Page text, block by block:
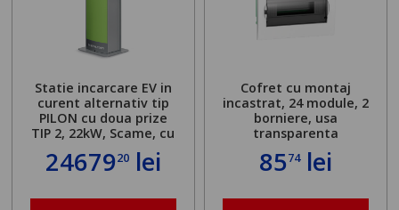
Statie incarcare EV in
curent alternativ tip
PILON cu doua prize
TIP 2, 22kW, Scame, cu
server local
2467920lei
Cofret cu montaj
incastrat, 24 module, 2
borniere, usa
transparenta
8574lei